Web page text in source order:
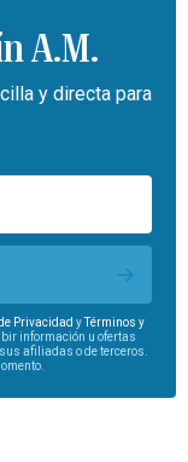
A.M.
y directa para
Privacidad y
Términos y
información u ofertas
afiliadas o de terceros.